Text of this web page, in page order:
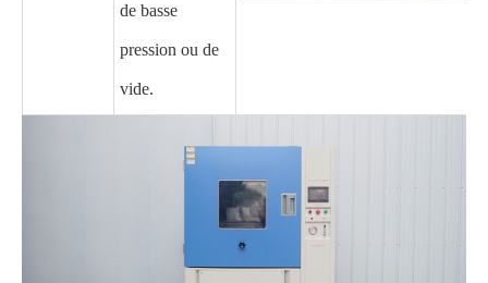
de basse
pression ou de
vide.